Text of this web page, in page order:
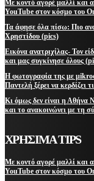
Με κοντό αγορέ μαλλί και
YouTube στον κόσμο του
Τα άφησε όλα πίσω: Πιο
Χρηστίδου (pics)
Εικόνα ανατριχίλας- Τον
και μας συγκίνησε όλους
Η φωτογραφία της με
Παντελή ξέρει να κερδίζει
Κι όμως δεν είναι η Αθήνα
και το ανακοινώνει με τη
ΧΡΗΣΙΜΑ TIPS
Με κοντό αγορέ μαλλί και
YouTube στον κόσμο του